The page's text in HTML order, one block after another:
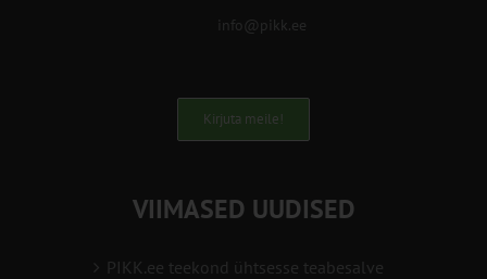
info@pikk.ee
Kirjuta meile!
VIIMASED UUDISED
PIKK.ee teekond ühtsesse teabesalve